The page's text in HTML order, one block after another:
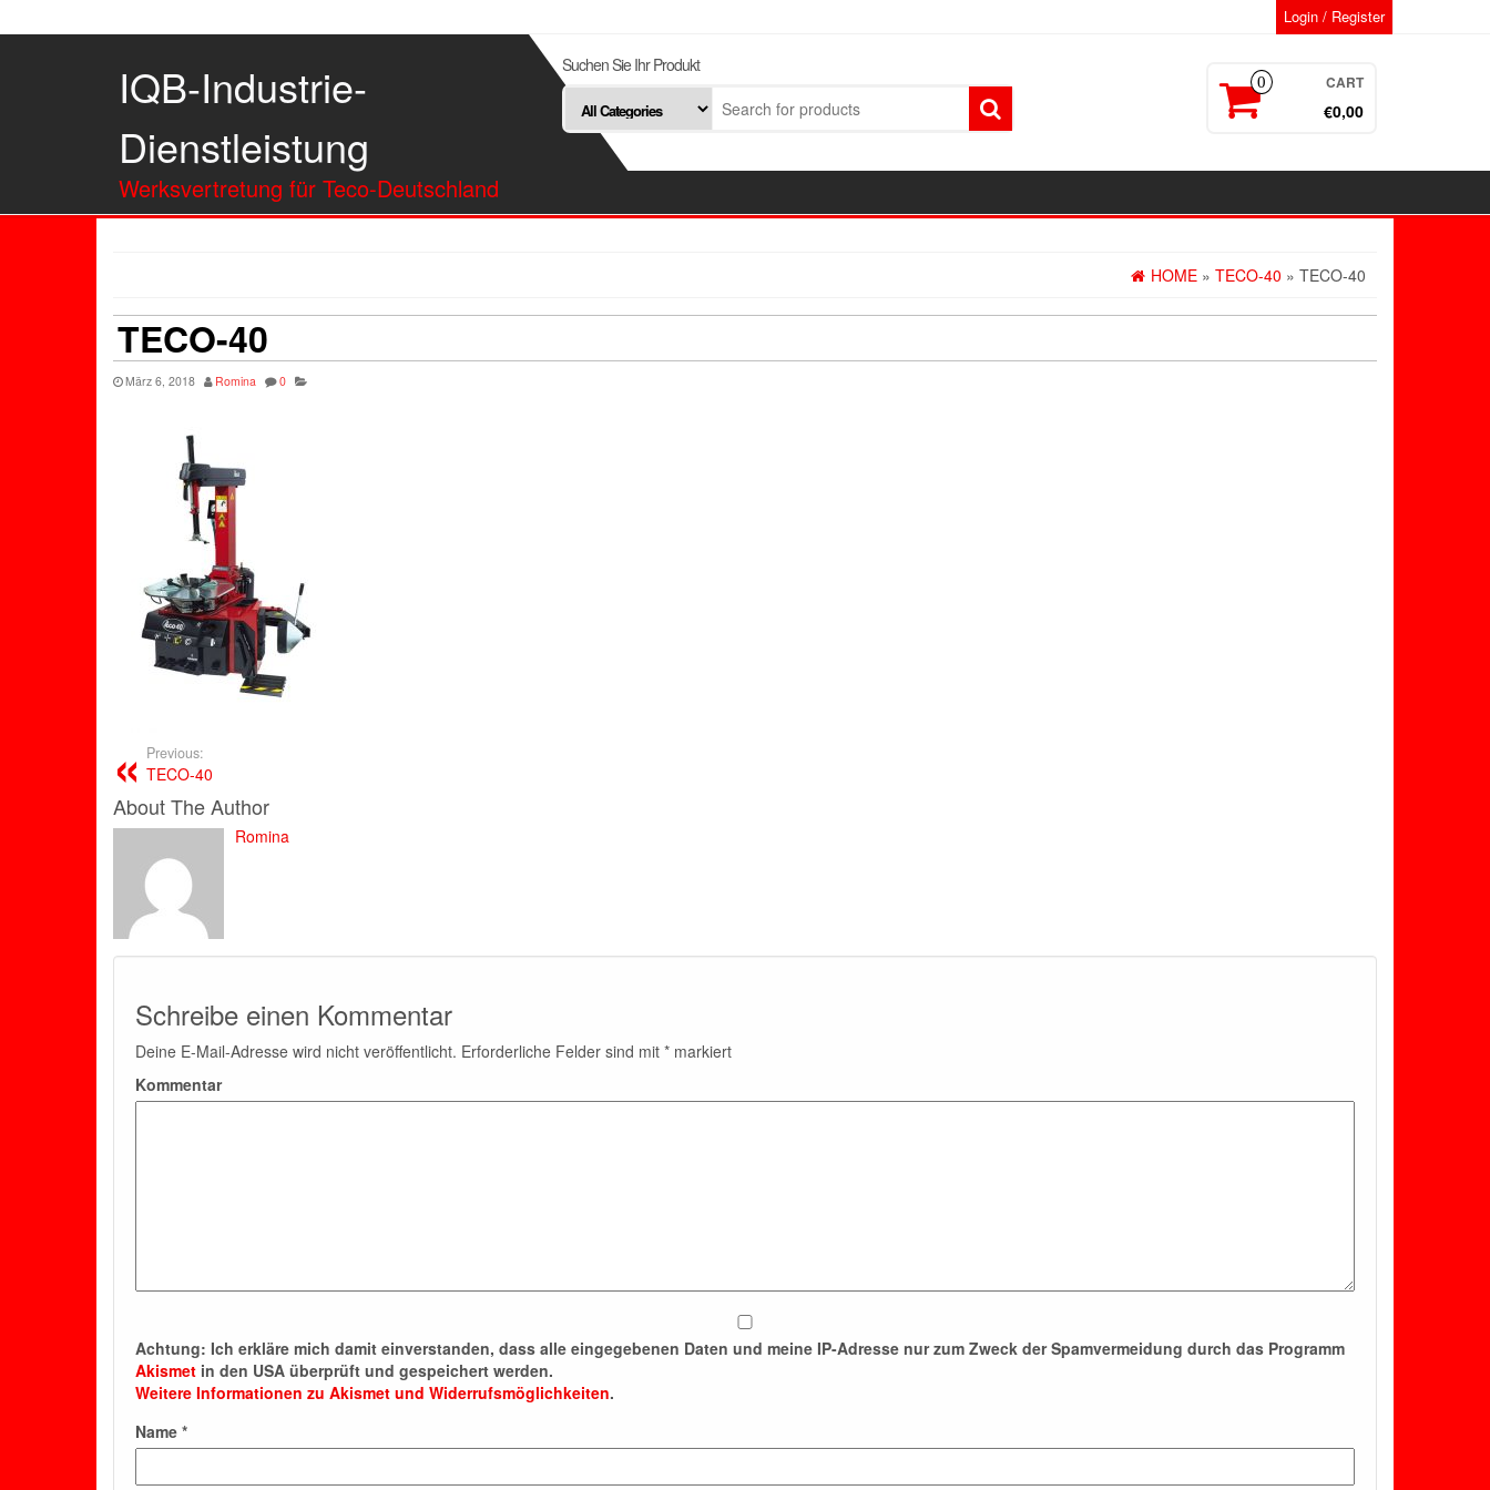
Login / Register
IQB-Industrie-
Dienstleistung
Werksvertretung für Teco-Deutschland
Suchen Sie Ihr Produkt
0 CART
€0,00
HOME » TECO-40 » TECO-40
TECO-40
März 6, 2018 Romina 0
Previous:
TECO-40
About The Author
Romina
Schreibe einen Kommentar
Deine E-Mail-Adresse wird nicht veröffentlicht. Erforderliche Felder sind mit * markiert
Kommentar
Achtung: Ich erkläre mich damit einverstanden, dass alle eingegebenen Daten und meine IP-Adresse nur zum Zweck der Spamvermeidung durch das Programm
Akismet in den USA überprüft und gespeichert werden.
Weitere Informationen zu Akismet und Widerrufsmöglichkeiten.
Name *